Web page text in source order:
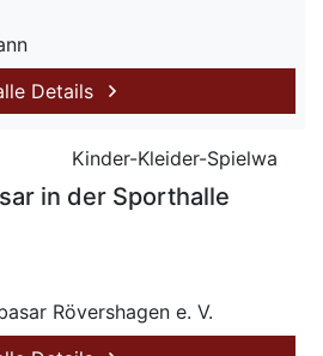
Details
Kinder-Kleider-Spielwa
in der Sporthalle
Rövershagen e. V.